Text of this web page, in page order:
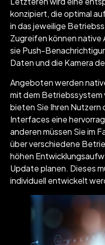
konzipiert, die optimal
in das jeweilige
Zugreifen können native
sie Push-
Daten und die Kamera
Angeboten werden
mit dem Betriebssystem
bieten Sie Ihren Nutzern
Interfaces eine
anderen müssen Sie im
über verschiedene
höhen
Update planen. Dieses
individuell entwickelt